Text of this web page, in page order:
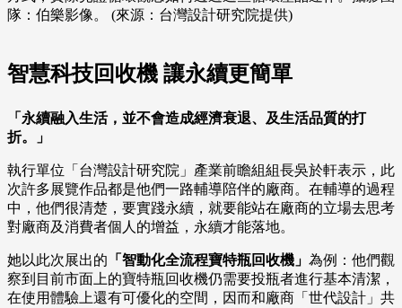
隊：伯樂影像。 (來源：台灣設計研究院提供)
智慧科技回收機 讓永續更簡單
「永續融入生活，並不會造成經濟衰退、及生活品質的打
折。」
執行單位「台灣設計研究院」產業前瞻組組長吳於軒表示，此
次許多展覽作品都是他們一路輔導陪伴的廠商。在輔導的過程
中，他們很清楚，要實踐永續，就要能站在廠商的立場去思考
對廠商及消費者個人的增益，永續才能落地。
她以此次展出的 「智動化全流程寶特瓶回收機」 為例：他們觀
察到目前市面上的寶特瓶回收機仍需要投瓶者進行基本清潔，
在使用體驗上還有可優化的空間，因而和廠商「世代設計」共